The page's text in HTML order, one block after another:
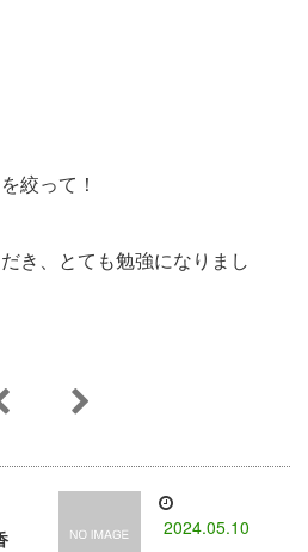
絞って！
き、とても勉強になりまし
2024.05.10